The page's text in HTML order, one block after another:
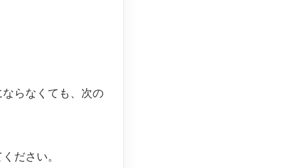
らなくても、次の
ださい。